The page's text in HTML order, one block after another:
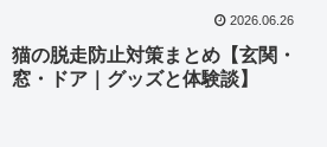
2026.06.26
猫の脱走防止対策まとめ【玄関・
窓・ドア｜グッズと体験談】